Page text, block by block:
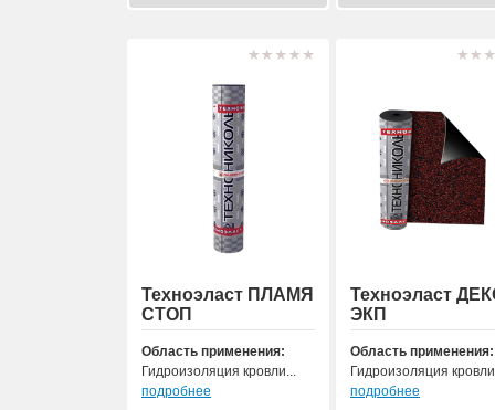
Техноэласт ПЛАМЯ
СТОП
Область применения:
Гидроизоляция кровли...
подробнее
Техноэласт
ЭКП
Область применения:
Гидроизоляция
подробнее